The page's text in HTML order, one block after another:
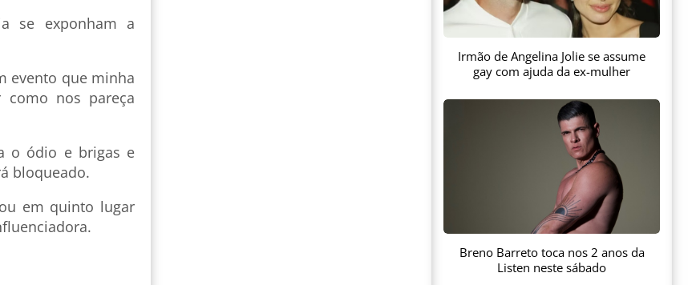
se exponham a
evento que minha
nos pareça
o ódio e brigas e
bloqueado.
em quinto lugar
Irmão de Angelina Jolie se assume
gay com ajuda da ex-mulher
Breno Barreto toca nos 2 anos da
Listen neste sábado